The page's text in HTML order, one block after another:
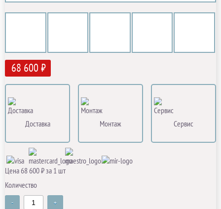
68 600 ₽
Доставка Монтаж Сервис
Цена 68 600 ₽ за 1 шт
Количество
- +